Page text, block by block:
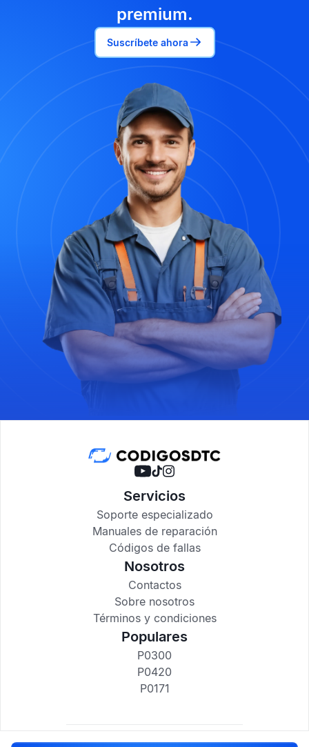
premium.
Suscríbete ahora
Servicios
Soporte especializado
Manuales de reparación
Códigos de fallas
Nosotros
Contactos
Sobre nosotros
Términos y condiciones
Populares
P0300
P0420
P0171